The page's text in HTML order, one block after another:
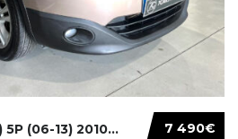
7 490€
5P (06-13) 2010...